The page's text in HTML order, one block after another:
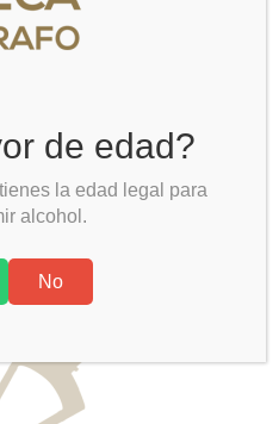
de edad?
la edad legal para
alcohol.
No